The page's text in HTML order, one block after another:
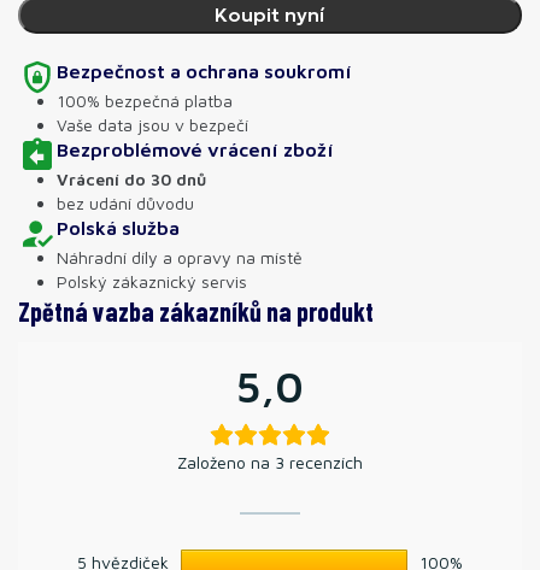
Zpětná vazba zákazníků na produkt
5,0
Založeno na 3 recenzích
5 hvězdiček 100%
Koupit nyní
Bezpečnost a ochrana soukromí
100% bezpečná platba
Vaše data jsou v bezpečí
Bezproblémové vrácení zboží
Vrácení do 30 dnů
bez udání důvodu
Polská služba
Náhradní díly a opravy na místě
Polský zákaznický servis